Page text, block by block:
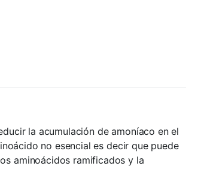
la acumulación de amoníaco en el
no esencial es decir que puede
aminoácidos ramificados y la